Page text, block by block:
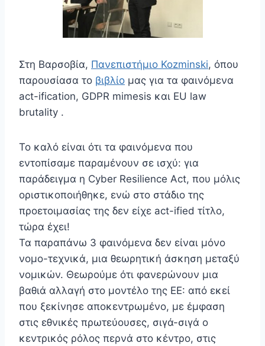
Στη Βαρσοβία, Πανεπιστήμιο Kozminski, όπου
παρουσίασα το βιβλίο μας για τα φαινόμενα
act-ification, GDPR mimesis και EU law
brutality .
Το καλό είναι ότι τα φαινόμενα που
εντοπίσαμε παραμένουν σε ισχύ: για
παράδειγμα η Cyber Resilience Act, που μόλις
οριστικοποιήθηκε, ενώ στο στάδιο της
προετοιμασίας της δεν είχε act-ified τίτλο,
τώρα έχει!
Τα παραπάνω 3 φαινόμενα δεν είναι μόνο
νομο-τεχνικά, μια θεωρητική άσκηση μεταξύ
νομικών. Θεωρούμε ότι φανερώνουν μια
βαθιά αλλαγή στο μοντέλο της ΕΕ: από εκεί
που ξεκίνησε αποκεντρωμένο, με έμφαση
στις εθνικές πρωτεύουσες, σιγά-σιγά ο
κεντρικός ρόλος περνά στο κέντρο, στις